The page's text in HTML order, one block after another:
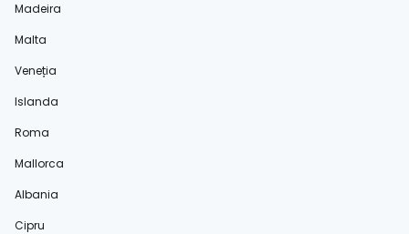
Madeira
Malta
Veneția
Islanda
Roma
Mallorca
Albania
Cipru